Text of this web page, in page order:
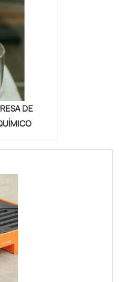
DE